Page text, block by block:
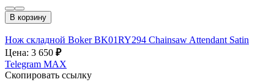
В корзину
Нож складной Boker BK01RY294 Chainsaw Attendant Satin
Цена: 3 650 ₽
Telegram MAX
Скопировать ссылку